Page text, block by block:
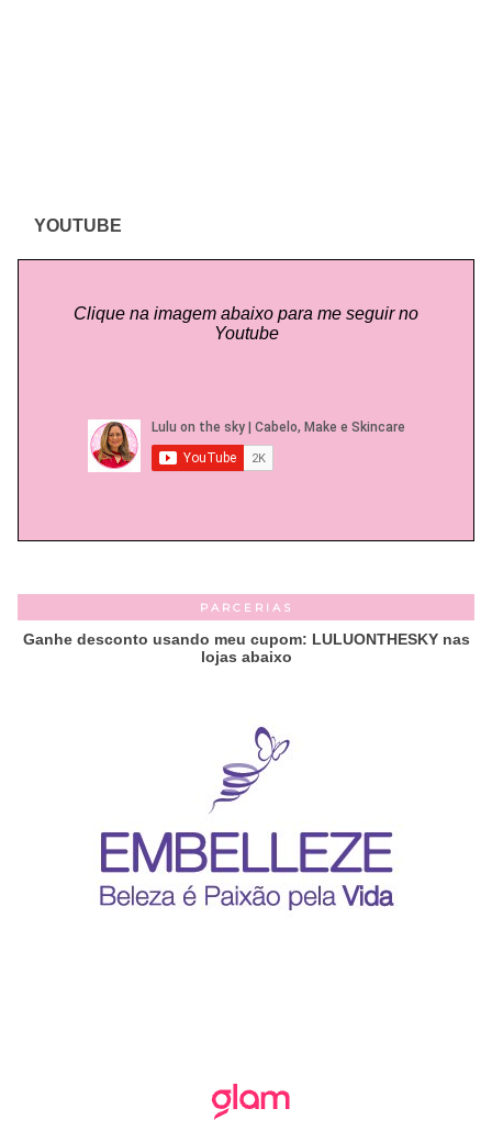
YOUTUBE
Clique na imagem abaixo para me seguir no
Youtube
PARCERIAS
Ganhe desconto usando meu cupom: LULUONTHESKY nas
lojas abaixo